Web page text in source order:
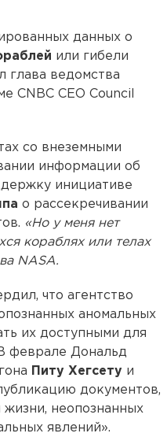
данных о
или гибели
глава ведомства
CNBC CEO Council
со внеземными
информации об
инициативе
о рассекречивании
«Но у меня нет
кораблях или телах
NASA.
что агентство
аномальных
их доступными для
феврале Дональд
Питу Хегсету и
документов,
неопознанных
явлений».